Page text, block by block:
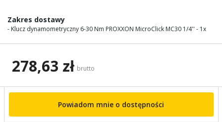
Zakres dostawy
- Klucz dynamometryczny 6-30 Nm PROXXON MicroClick MC30 1/4'' - 1x
278,63 zł brutto
Powiadom mnie o dostępności